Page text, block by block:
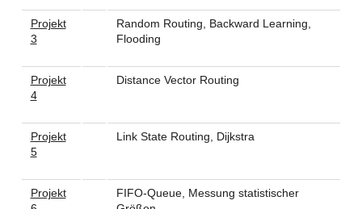
Projekt
3
Random Routing, Backward Learning,
Flooding
Projekt
4
Distance Vector Routing
Projekt
5
Link State Routing, Dijkstra
Projekt
FIFO-Queue, Messung statistischer